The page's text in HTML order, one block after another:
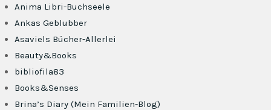
Anima Libri-Buchseele
Ankas Geblubber
Asaviels Bücher-Allerlei
Beauty&Books
bibliofila83
Books&Senses
Brina’s Diary (Mein Familien-Blog)